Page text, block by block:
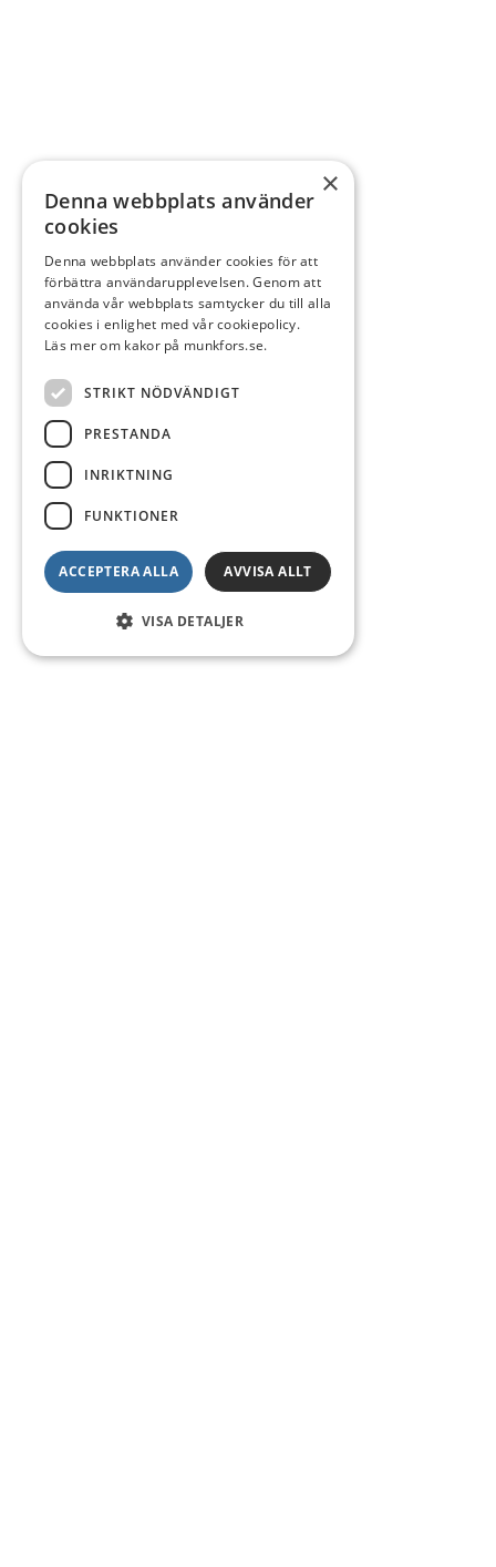
×
Denna webbplats använder
cookies
Denna webbplats använder cookies för att
förbättra användarupplevelsen. Genom att
använda vår webbplats samtycker du till alla
cookies i enlighet med vår cookiepolicy.
Läs mer om kakor på munkfors.se.
STRIKT NÖDVÄNDIGT
PRESTANDA
INRIKTNING
FUNKTIONER
ACCEPTERA ALLA AVVISA ALLT
VISA DETALJER